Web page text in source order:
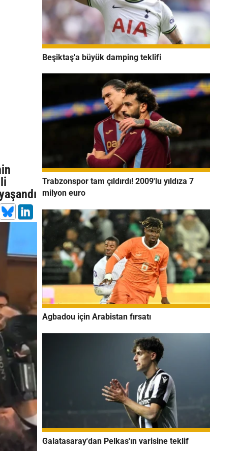
Beşiktaş'a büyük damping teklifi
Trabzonspor tam çıldırdı! 2009'lu yıldıza 7
milyon euro
Agbadou için Arabistan fırsatı
Galatasaray'dan Pelkas'ın varisine teklif